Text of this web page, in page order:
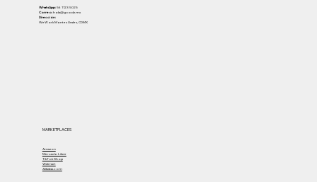
WhatsApp:56 1123 5025
Correo:hola@goodz.mx
Dirección:
WeWork Montes Urales, CDMX
MARKETPLACES
Amazon
Mercado Libre
TikTok Shop
Walmart
Alibaba.com